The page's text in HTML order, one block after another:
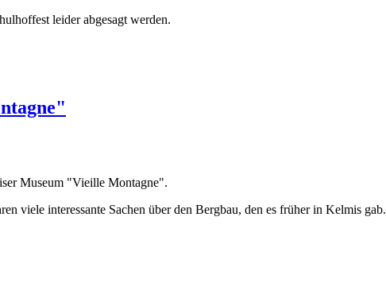
leider abgesagt werden.
Museum "Vieille Montagne".
viele interessante Sachen über den Bergbau, den es früher in Kelmis gab.